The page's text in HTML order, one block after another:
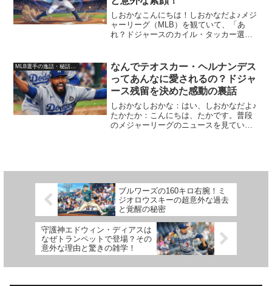
しおかなこんにちは！しおかなだよ♪メジ
ャーリーグ（MLB）を観ていて、「あ
れ？ドジャースのカイル・タッカー選手
議に思ったこと、ありませんか？実はこ
れ、調べてみると彼の驚...
なんでテオスカー・ヘルナンデス
ってあんなに愛されるの？ドジャ
ース残留を決めた感動の裏話
しおかなしおかな：はい、しおかなだよ♪
たかたか：こんにちは、たかです。普段
のメジャーリーグのニュースを見てい
ブルワーズの160キロ右腕！ミ
ジオロウスキーの超意外な過去
と覚醒の秘密
守護神エドウィン・ディアスは
なぜトランペットで登場？その
意外な理由と驚きの雑学！